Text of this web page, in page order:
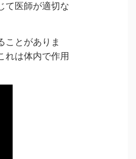
て医師が適切な
ことがありま
れは体内で作用